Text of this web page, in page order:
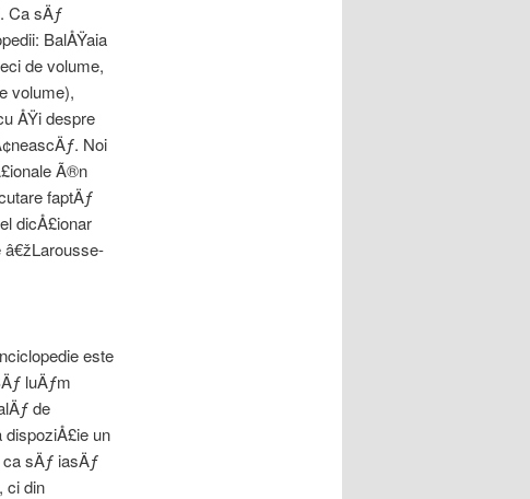
Ca sÄƒ
BalÅŸaia
de volume,
volume),
ÅŸi despre
Noi
Ã®n
faptÄƒ
dicÅ£ionar
â€žLarousse-
este
luÄƒm
de
dispoziÅ£ie un
sÄƒ iasÄƒ
ci din